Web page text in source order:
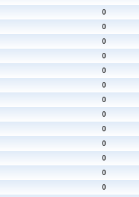
0
0
0
0
0
0
0
0
0
0
0
0
0